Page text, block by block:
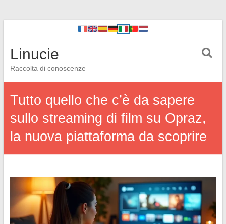
Linucie
Raccolta di conoscenze
Tutto quello che c’è da sapere
sullo streaming di film su Opraz,
la nuova piattaforma da scoprire